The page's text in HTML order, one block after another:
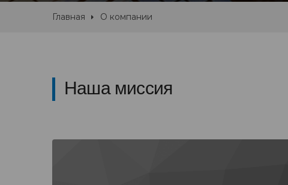
Главная О компании
Наша миссия